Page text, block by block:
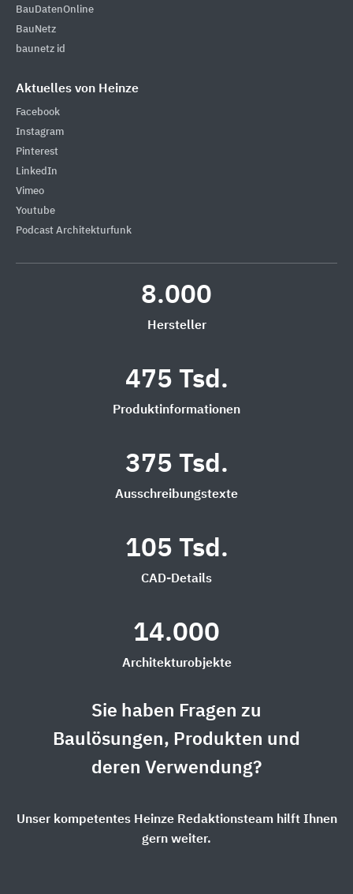
BauDatenOnline
BauNetz
baunetz id
Aktuelles von Heinze
Facebook
Instagram
Pinterest
LinkedIn
Vimeo
Youtube
Podcast Architekturfunk
8.000
Hersteller
475 Tsd.
Produktinformationen
375 Tsd.
Ausschreibungstexte
105 Tsd.
CAD-Details
14.000
Architekturobjekte
Sie haben Fragen zu
Baulösungen, Produkten und
deren Verwendung?
Unser kompetentes Heinze Redaktionsteam hilft Ihnen
gern weiter.